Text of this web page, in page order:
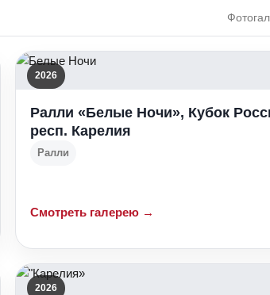
2026
Ралли «Белые Ночи», Кубок
респ. Карелия
Ралли
Смотреть галерею →
2026